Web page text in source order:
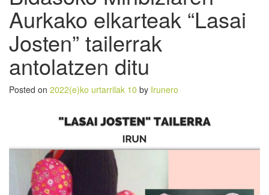
Aurkako elkarteak “Lasai
Josten” tailerrak
antolatzen ditu
Posted on 2022(e)ko urtarrilak 10 by Irunero